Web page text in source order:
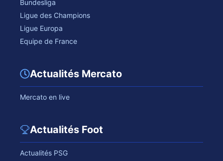
Bundesliga
Ligue des Champions
Ligue Europa
Equipe de France
Actualités Mercato
Mercato en live
Actualités Foot
Actualités PSG